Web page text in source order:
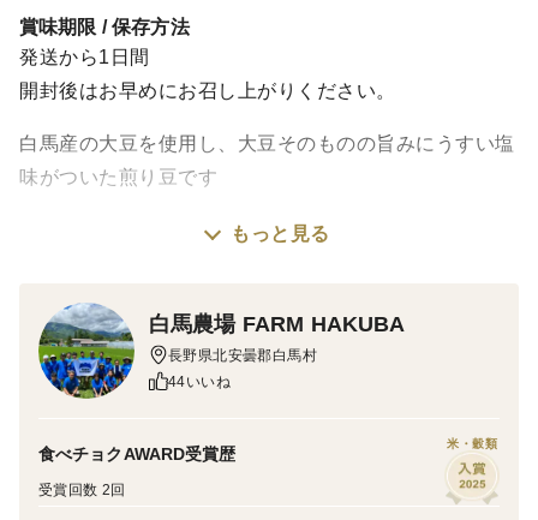
賞味期限 / 保存方法
発送から1日間
開封後はお早めにお召し上がりください。
白馬産の大豆を使用し、大豆そのものの旨みにうすい塩
味がついた煎り豆です
100g入りの小袋を3つセットでお届けします。
ンチチョコ」などアレンジ料理にもご活用いただけま
す。
＜栽培のこだわり＞
白馬村の山々の下でのびのび育った大豆。
もっと見る
白馬農場 FARM HAKUBA
長野県北安曇郡白馬村
44いいね
食べチョクAWARD受賞歴
受賞回数 2回
米・穀類